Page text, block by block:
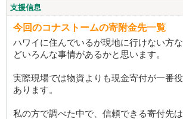
支援信息
今回のコナストームの寄附金先一覧
ハワイに住んでいるが現地に行けない方な
どいろんな事情があるかと思います。
実際現場では物資よりも現金寄付が一番
あります。
私の方で調べた中で、信頼できる寄付先は